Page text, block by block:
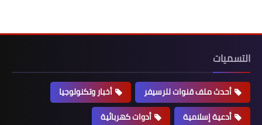
التسميات
أحدث ملف قنوات للرسيفر
أخبار وتكنولوجيا
أدعية إسلامية
أدوات كهربائية